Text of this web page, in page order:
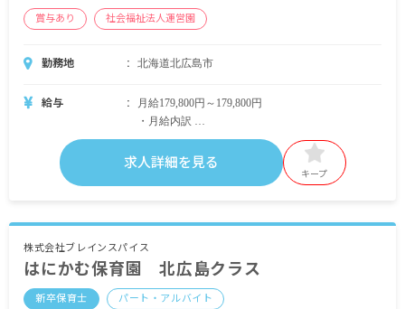
賞与あり 社会福祉法人運営園
勤務地 北海道北広島市
給与
月給179,800円～179,800円
・月給内訳
基本給 179,800円～179,800円
昇給あり
賞与あり 昨年実績：計2.50カ月分
※試用期間あり
求人詳細を見る
キープ
株式会社ブレインスパイス
はにかむ保育園 北広島クラス
新卒保育士 パート・アルバイト